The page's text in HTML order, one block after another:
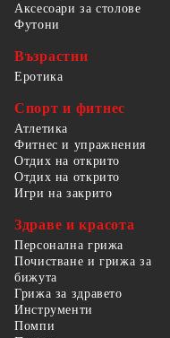
Аксесоари за столове
Футони
Възрастни
Еротика
Спорт и фитнес
Атлетика
Фитнес и упражнения
Отдих на открито
Отдих на открито
Игри на закрито
Здраве и красота
Персонална грижа
Почистване и грижа за
бижута
Грижа за здравето
Инструменти
Помпи